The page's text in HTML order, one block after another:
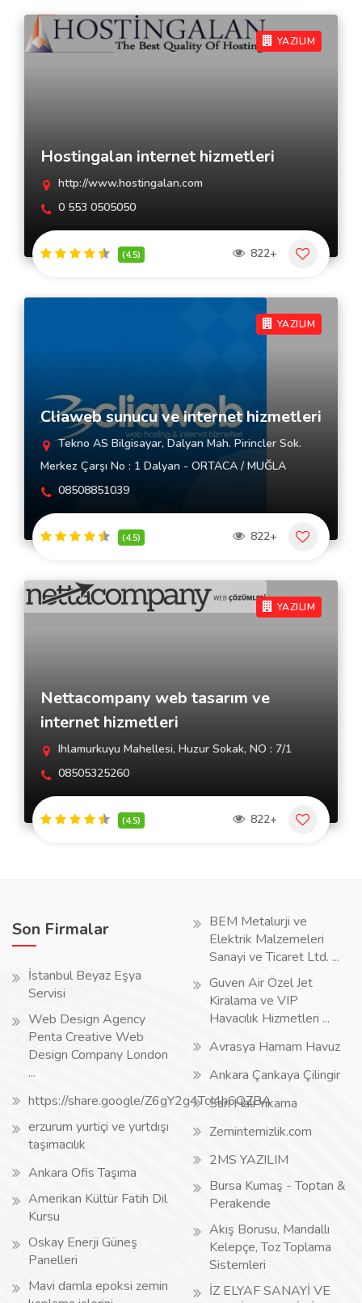
YAZILIM
Hostingalan internet hizmetleri
http://www.hostingalan.com
0 553 0505050
(4.5) 822+
YAZILIM
Cliaweb sunucu ve internet hizmetleri
Tekno AS Bilgisayar, Dalyan Mah. Pirincler Sok.
Merkez Çarşı No : 1 Dalyan - ORTACA / MUĞLA
08508851039
(4.5) 822+
YAZILIM
Nettacompany web tasarım ve
internet hizmetleri
Ihlamurkuyu Mahellesi, Huzur Sokak, NO : 7/1
08505325260
(4.5) 822+
Son Firmalar
İstanbul Beyaz Eşya
Servisi
Web Design Agency
Penta Creative Web
Design Company London
...
https://share.google/Z6gY2g4TcI4h6QZBA
erzurum yurtiçi ve yurtdışı
taşımacılık
Ankara Ofis Taşıma
Amerikan Kültür Fatih Dil
Kursu
Oskay Enerji Güneş
Panelleri
Mavi damla epoksi zemin
BEM Metalurji ve
Elektrik Malzemeleri
Sanayi ve Ticaret Ltd. ...
Guven Air Özel Jet
Kiralama ve VIP
Havacılık Hizmetleri ...
Avrasya Hamam Havuz
Ankara Çankaya Çilingir
Sarı Halı Yıkama
Zemintemizlik.com
2MS YAZILIM
Bursa Kumaş - Toptan &
Perakende
Akış Borusu, Mandallı
Kelepçe, Toz Toplama
Sistemleri
İZ ELYAF SANAYİ VE